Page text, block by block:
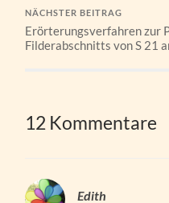
NÄCHSTER BEITRAG
Erörterungsverfahren zur
Filderabschnitts von S 21
12 Kommentare
Edith